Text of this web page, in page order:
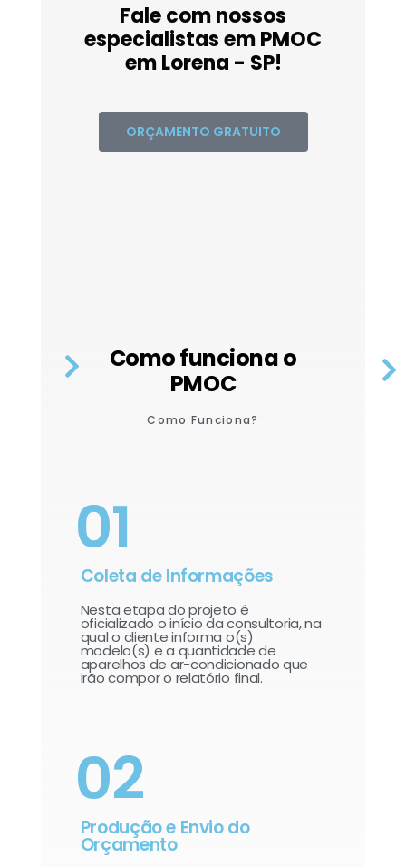
Fale com nossos
especialistas em PMOC
em Lorena - SP!
ORÇAMENTO GRATUITO
Como funciona o
PMOC
Como Funciona?
01
Coleta de Informações
Nesta etapa do projeto é
oficializado o início da consultoria, na
qual o cliente informa o(s)
modelo(s) e a quantidade de
aparelhos de ar-condicionado que
irão compor o relatório final.​
02
Produção e Envio do
Orçamento